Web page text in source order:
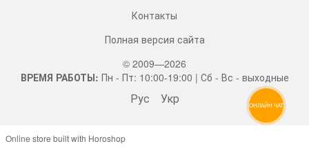
Контакты
Полная версия сайта
© 2009—2026
ВРЕМЯ РАБОТЫ: Пн - Пт: 10:00-19:00 | Сб - Вс - выходные
Рус Укр
Online store built with Horoshop
ОНЛАЙН ЧАТ